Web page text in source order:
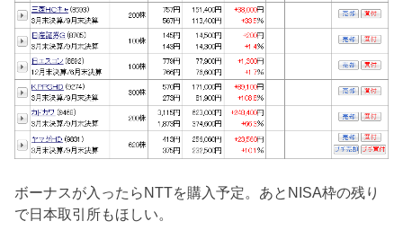
ボーナスが入ったらNTTを購入予定。あとNISA枠の残り
で日本取引所もほしい。